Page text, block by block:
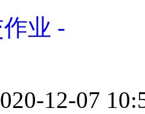
业 -
12-07